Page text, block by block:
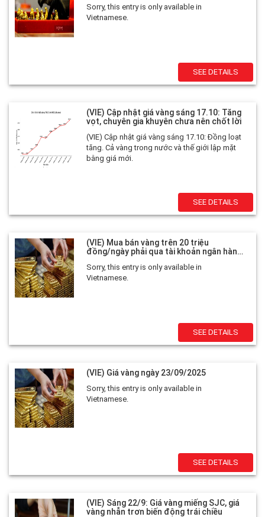
Sorry, this entry is only available in
Vietnamese.
SEE DETAILS
(VIE) Cập nhật giá vàng sáng 17.10: Tăng
vọt, chuyên gia khuyên chưa nên chốt lời
(VIE) Cập nhật giá vàng sáng 17.10: Đồng loạt
tăng. Cả vàng trong nước và thế giới lập mặt
bằng giá mới.
SEE DETAILS
(VIE) Mua bán vàng trên 20 triệu
đồng/ngày phải qua tài khoản ngân hàng
Sorry, this entry is only available in
Vietnamese.
SEE DETAILS
(VIE) Giá vàng ngày 23/09/2025
Sorry, this entry is only available in
Vietnamese.
SEE DETAILS
(VIE) Sáng 22/9: Giá vàng miếng SJC, giá
vàng nhẫn trơn biến động trái chiều